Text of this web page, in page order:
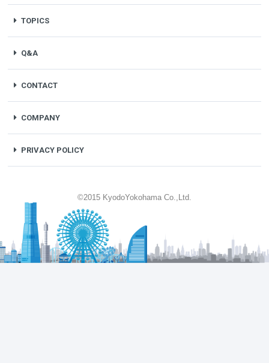
TOPICS
Q&A
CONTACT
COMPANY
PRIVACY POLICY
©2015 KyodoYokohama Co.,Ltd.